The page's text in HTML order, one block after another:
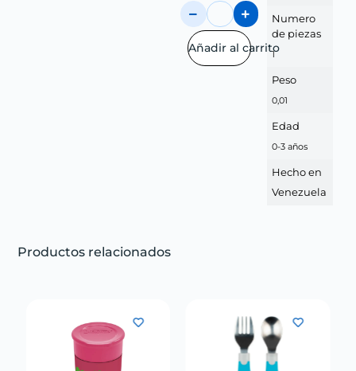
Añadir al carrito
Numero
de piezas
1
Peso
0,01
Edad
0-3 años
Hecho en
Venezuela
Productos relacionados